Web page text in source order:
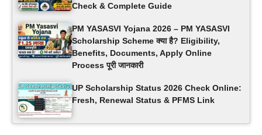
Check & Complete Guide
PM YASASVI Yojana 2026 – PM YASASVI
Scholarship Scheme क्या है? Eligibility,
Benefits, Documents, Apply Online
Process पूरी जानकारी
UP Scholarship Status 2026 Check Online:
Fresh, Renewal Status & PFMS Link